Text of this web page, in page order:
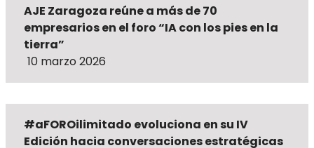
AJE Zaragoza reúne a más de 70
empresarios en el foro “IA con los pies en la
tierra”
10 marzo 2026
#aFOROilimitado evoluciona en su IV
Edición hacia conversaciones estratégicas